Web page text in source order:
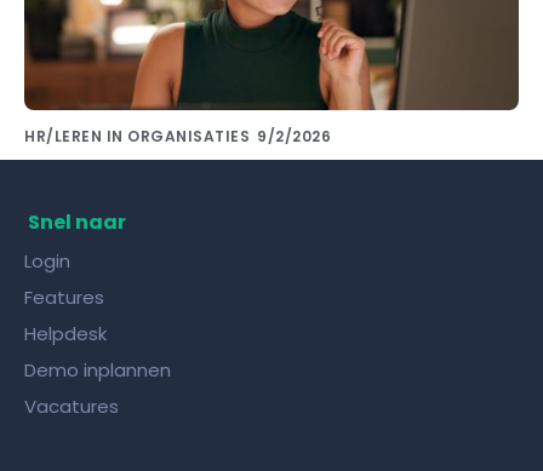
HR/LEREN IN ORGANISATIES 9/2/2026
Snel naar
Login
Features
Helpdesk
Demo inplannen
Vacatures